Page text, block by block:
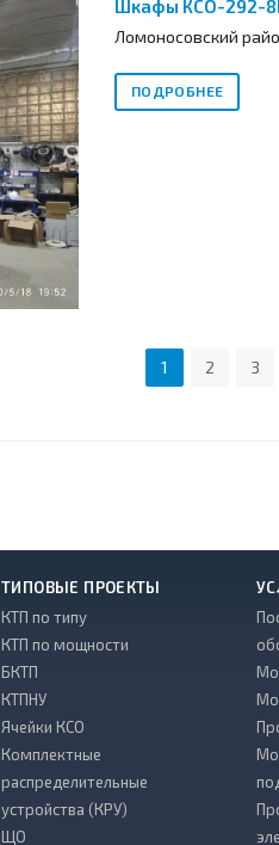
Шкафы КСО-292-
Ломоносовский
ПОДРОБНЕЕ
1 2 3
ТИПОВЫЕ ПРОЕКТЫ
КТП по типу
КТП по мощности
БКТП
КТПНУ
Ячейки КСО
Комплектные
распределительные
устройства (КРУ)
ЩО